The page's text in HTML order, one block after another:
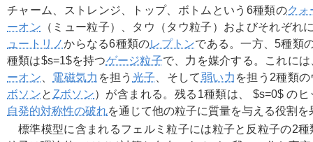
チャーム、ストレンジ、トップ、ボトムという6種類のクォ
ーオン （ミュー粒子）、タウ（タウ粒子）およびそれぞれ
ュートリノからなる6種類のレプトンである。一方、5種類
種類は$s=1$を持つゲージ粒子で、力を媒介する。これには
ーオン
電磁気力 を担う 光子 、そして弱い力 を担う2種類
ボソンと Zボソン）が含まれる。残る1種類は、 $s=0$のヒ
自発的対称性の破れを通じて他の粒子に質量を与える役割を
標準模型に含まれるフェルミ粒子には粒子と反粒子の2